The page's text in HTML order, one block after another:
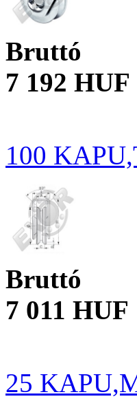
Bruttó
7 192 HUF
100
Bruttó
7 011 HUF
25